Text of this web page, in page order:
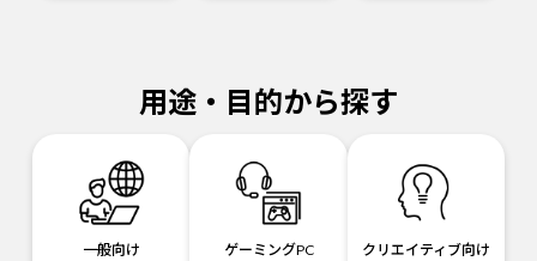
用途・目的から探す
一般向け
ゲーミングPC
クリエイティブ向け